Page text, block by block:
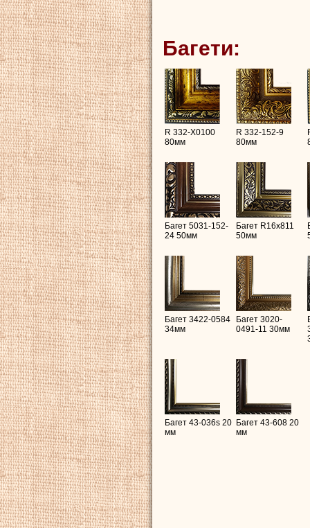
Багети:
R 332-X0100
80мм
R 332-152-9
80мм
Багет 5031-152-
24 50мм
Багет R16х811
50мм
Багет 3422-0584
34мм
Багет 3020-
0491-11 30мм
Багет 43-036s 20
мм
Багет 43-608 20
мм